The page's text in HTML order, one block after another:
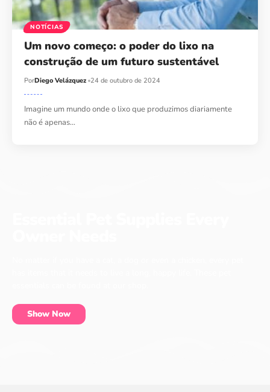
NOTÍCIAS
Um novo começo: o poder do lixo na
construção de um futuro sustentável
PorDiego Velázquez 24 de outubro de 2024
Imagine um mundo onde o lixo que produzimos diariamente
não é apenas…
Show Now